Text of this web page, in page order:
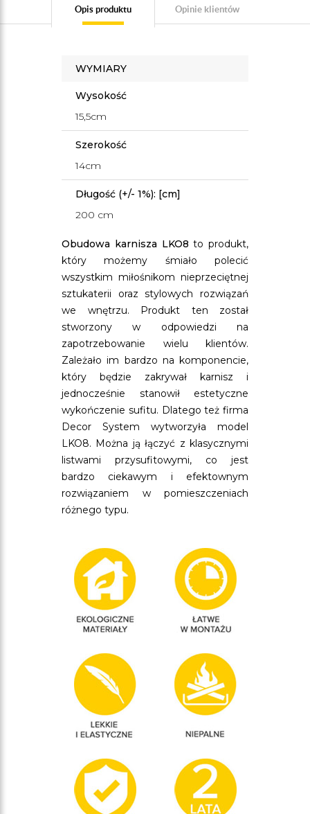
Opis produktu Opinie klientów
WYMIARY
Wysokość
15,5cm
Szerokość
14cm
Długość (+/- 1%): [cm]
200 cm
Obudowa karnisza LKO8 to produkt,
który możemy śmiało polecić
wszystkim miłośnikom nieprzeciętnej
sztukaterii oraz stylowych rozwiązań
we wnętrzu. Produkt ten został
stworzony w odpowiedzi na
zapotrzebowanie wielu klientów.
Zależało im bardzo na komponencie,
który będzie zakrywał karnisz i
jednocześnie stanowił estetyczne
wykończenie sufitu. Dlatego też firma
Decor System wytworzyła model
LKO8. Można ją łączyć z klasycznymi
listwami przysufitowymi, co jest
bardzo ciekawym i efektownym
rozwiązaniem w pomieszczeniach
różnego typu.